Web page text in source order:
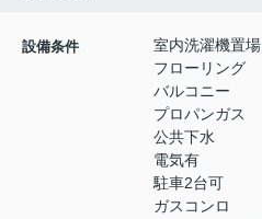
設備条件
室内洗濯機置場
フローリング
バルコニー
プロパンガス
公共下水
電気有
駐車2台可
ガスコンロ